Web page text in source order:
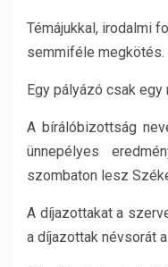
Témájukkal, irodalmi
semmiféle megkötés.
Egy pályázó csak
A bírálóbizottság
ünnepélyes
szombaton lesz
A díjazottakat a
a díjazottak névsorát